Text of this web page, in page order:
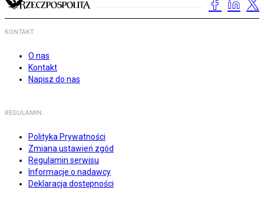
KONTAKT
O nas
Kontakt
Napisz do nas
REGULAMIN
Polityka Prywatności
Zmiana ustawień zgód
Regulamin serwisu
Informacje o nadawcy
Deklaracja dostępności